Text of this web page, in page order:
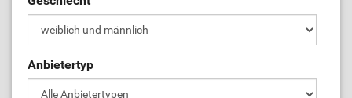
ÜL-Börse
Anbietertyp